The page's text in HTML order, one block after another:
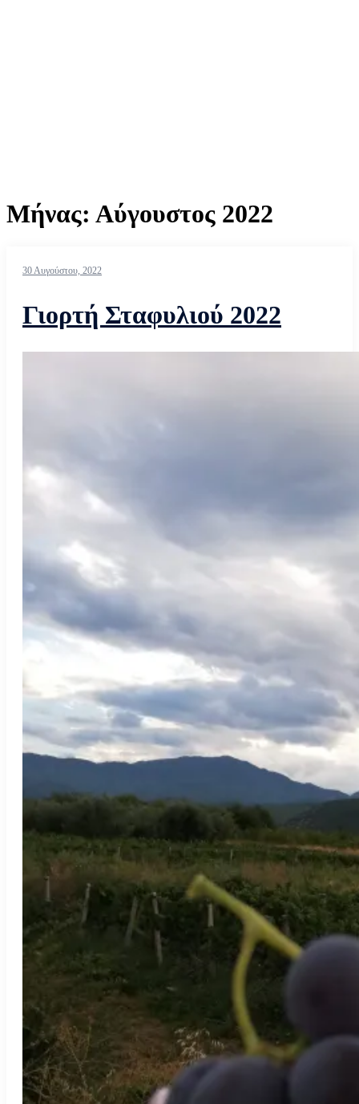
Μήνας: Αύγουστος 2022
30 Αυγούστου, 2022
Γιορτή Σταφυλιού 2022